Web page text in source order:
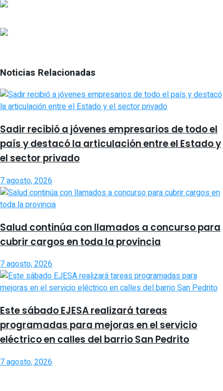
Noticias Relacionadas
Sadir recibió a jóvenes empresarios de todo el
país y destacó la articulación entre el Estado y
el sector privado
7 agosto, 2026
Salud continúa con llamados a concurso para
cubrir cargos en toda la provincia
7 agosto, 2026
Este sábado EJESA realizará tareas
programadas para mejoras en el servicio
eléctrico en calles del barrio San Pedrito
7 agosto, 2026